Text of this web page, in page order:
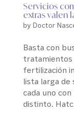
Servicios
extras valen
by Doctor
Basta con
tratamientos
fertilización
lista larga de
cada uno
distinto.